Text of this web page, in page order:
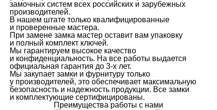
замочных систем всех российских и зарубежных
производителей.
В нашем штате только квалифицированные
и проверенные мастера.
При замене замка мастер оставит вам упаковку
и полный комплект ключей.
Мы гарантируем высокое качество
и конфиденциальность. На все работы выдается
официальная гарантия до 3-х лет.
Мы закупает замки и фурнитуру только
у производителей, это обеспечивает максимальную
безопасность и надежность продукции. Все замки
и комплектующие сертифицированы.
Преимущества работы с нами